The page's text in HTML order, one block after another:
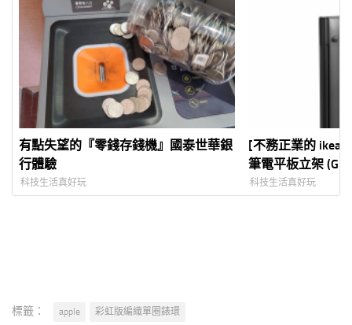
有點失望的『零錢存錢機』國泰世華銀
行體驗
科技生活真好玩
[不務正業的 ikea
筆電平板立架
科技生活真好玩
標籤： apple 彩虹版編織單圈錶環